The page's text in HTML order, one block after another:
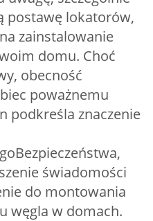
postawę lokatorów,
zainstalowanie
domu. Choć
obecność
poważnemu
podkreśla znaczenie
świadomości
do montowania
węgla w domach.